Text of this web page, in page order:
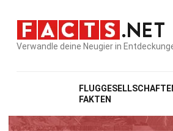
Verwandle deine Neugier in
FAKTEN